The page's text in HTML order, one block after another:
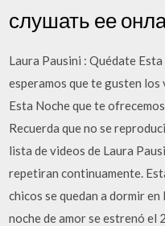
слушать ее
Laura Pausini : Quédate
esperamos que te gusten
Esta Noche que te
Recuerda que no se
lista de videos de Laura
repetiran continuamente.
chicos se quedan a dormir en
noche de amor se estrenó